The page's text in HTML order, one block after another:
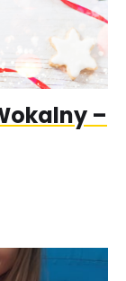
–